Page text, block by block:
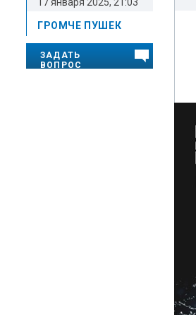
ГРОМЧЕ ПУШЕК
ЗАДАТЬ
ВОПРОС